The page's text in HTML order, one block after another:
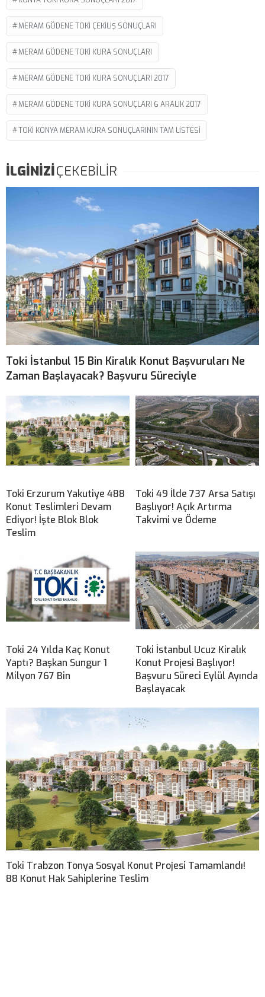
MERAM GÖDENE TOKI ÇEKILIŞ SONUÇLARI
MERAM GÖDENE TOKI KURA SONUÇLARI
MERAM GÖDENE TOKI KURA SONUÇLARI 2017
MERAM GÖDENE TOKI KURA SONUÇLARI 6 ARALIK 2017
TOKI KONYA MERAM KURA SONUÇLARININ TAM LISTESI
İLGİNİZİÇEKEBİLİR
Toki İstanbul 15 Bin Kiralık Konut Başvuruları Ne
Zaman Başlayacak? Başvuru Süreciyle
Toki Erzurum Yakutiye 488
Konut Teslimleri Devam
Ediyor! İşte Blok Blok
Teslim
Toki 49 İlde 737 Arsa Satışı
Başlıyor! Açık Artırma
Takvimi ve Ödeme
Toki 24 Yılda Kaç Konut
Yaptı? Başkan Sungur 1
Milyon 767 Bin
Toki İstanbul Ucuz Kiralık
Konut Projesi Başlıyor!
Başvuru Süreci Eylül Ayında
Başlayacak
Toki Trabzon Tonya Sosyal Konut Projesi Tamamlandı!
88 Konut Hak Sahiplerine Teslim